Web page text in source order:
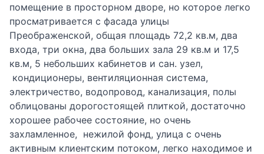
помещение в просторном дворе, но которое легко
просматривается с фасада улицы
Преображенской, общая площадь 72,2 кв.м, два
входа, три окна, два больших зала 29 кв.м и 17,5
кв.м, 5 небольших кабинетов и сан. узел,
кондиционеры, вентиляционная система,
электричество, водопровод, канализация, полы
облицованы дорогостоящей плиткой, достаточно
хорошее рабочее состояние, но очень
захламленное, нежилой фонд, улица с очень
активным клиентским потоком, легко находимое и